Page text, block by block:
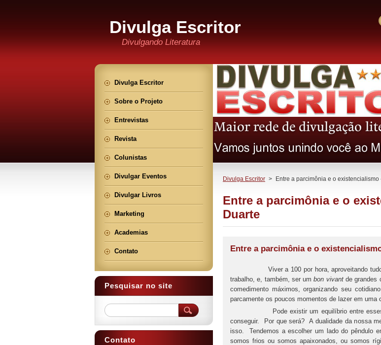
Divulga Escritor
Divulgando Literatura
Divulga Escritor > Entre a parcimônia e o
Entre a parcimônia e o
Duarte
Entre a parcimônia e o
Viver a 100 por hora, aproveitando tudo e
trabalho, e, também, ser umbon vivantde grandes
comedimento máximos, organizando seu
parcamente os poucos momentos de lazer em uma
Pode existir um equilíbrio entre esses
conseguir. Por que será? A dualidade da nossa
isso. Tendemos a escolher um lado do pêndulo
somos frios ou somos apaixonados, ou somos
Divulga Escritor
Sobre o Projeto
Entrevistas
Revista
Colunistas
Divulgar Eventos
Divulgar Livros
Marketing
Academias
Contato
Pesquisar no site
Contato